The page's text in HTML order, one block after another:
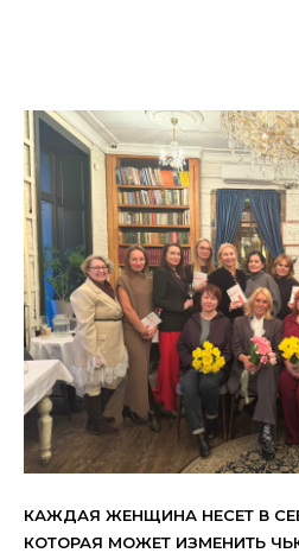
КАЖДАЯ ЖЕНЩИНА НЕСЕТ В
КОТОРАЯ МОЖЕТ ИЗМЕНИТЬ